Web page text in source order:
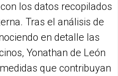
los datos recopilados
Tras el análisis de
en detalle las
Yonathan de León
que contribuyan